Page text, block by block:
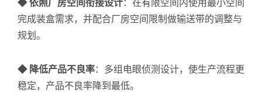
◆ 依照厂房空间衔接设计：在有限空间内使用最小空间
完成装盒需求，并配合厂房空间限制做输送带的调整与
规划。
◆ 降低产品不良率：多组电眼侦测设计，使生产流程更
稳定，产品不良率降到最低。